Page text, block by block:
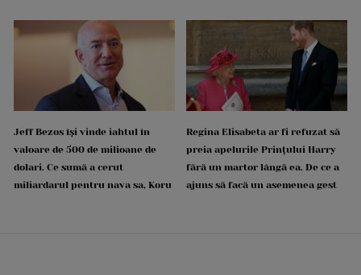
Jeff Bezos își vinde iahtul în
valoare de 500 de milioane de
dolari. Ce sumă a cerut
miliardarul pentru nava sa, Koru
Regina Elisabeta ar fi refuzat să
preia apelurile Prințului Harry
fără un martor lângă ea. De ce a
ajuns să facă un asemenea gest